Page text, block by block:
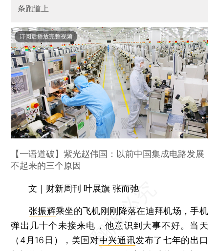
条跑道上
订阅后播放完整视频
【一语道破】紫光赵伟国：以前中国集成电路发展
不起来的三个原因
文｜财新周刊 叶展旗 张而弛
张振辉乘坐的飞机刚刚降落在迪拜机场，手机
弹出几十个未接来电，他意识到大事不好。当天
（4月16日），美国对中兴通讯发布了七年的出口